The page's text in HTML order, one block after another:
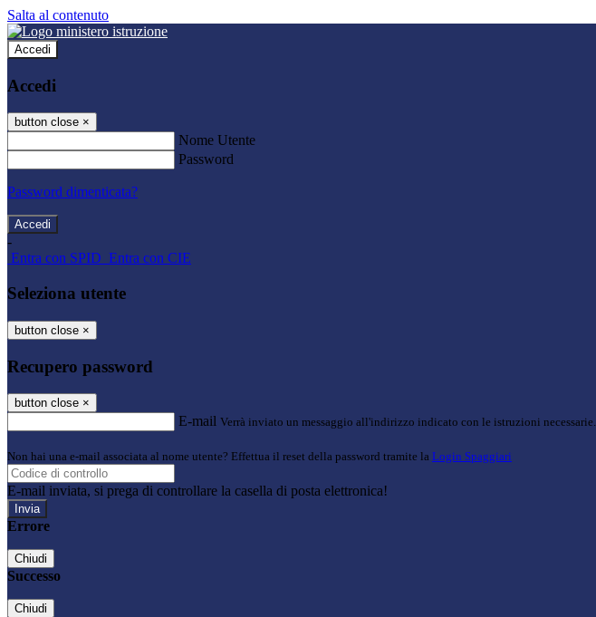
Salta al contenuto
Accedi
Accedi
button close ×
Nome Utente
Password
Password dimenticata?
-
Entra con SPID Entra con CIE
Seleziona utente
button close ×
Recupero password
button close ×
E-mail Verrà inviato un messaggio all'indirizzo indicato con le istruzioni necessarie.
Non hai una e-mail associata al nome utente? Effettua il reset della password tramite la Login Spaggiari
E-mail inviata, si prega di controllare la casella di posta elettronica!
Errore
Chiudi
Successo
Chiudi